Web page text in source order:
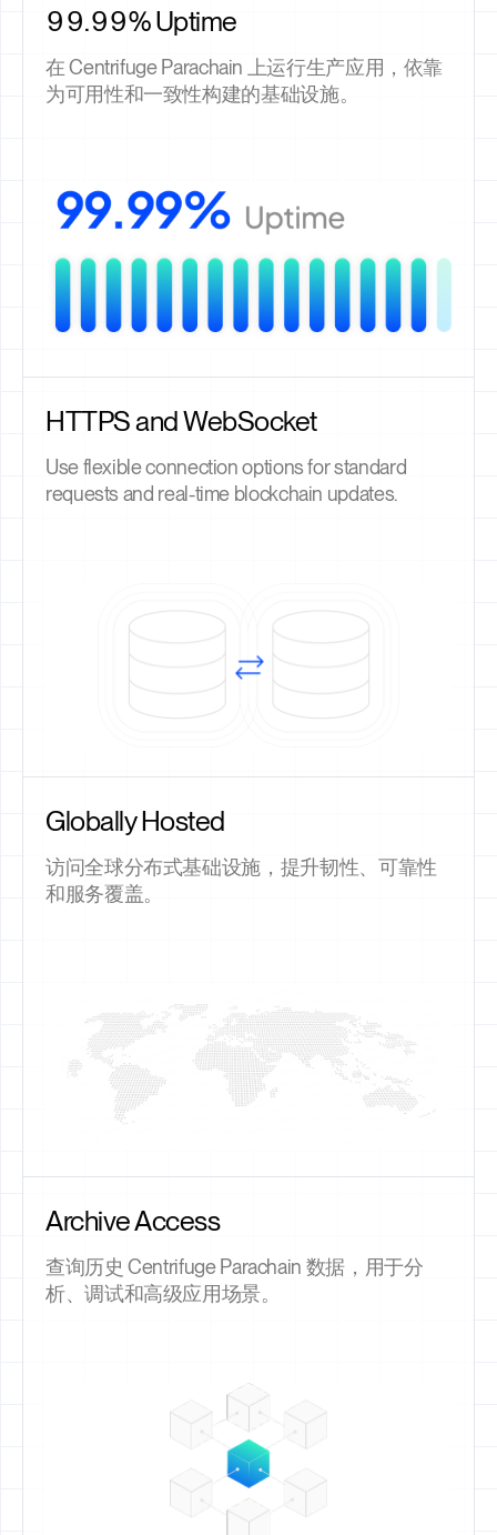
99.99% Uptime
在 Centrifuge Parachain 上运行生产应用，依靠
为可用性和一致性构建的基础设施。
HTTPS and WebSocket
Use flexible connection options for standard
requests and real-time blockchain updates.
Globally Hosted
访问全球分布式基础设施，提升韧性、可靠性
和服务覆盖。
Archive Access
查询历史 Centrifuge Parachain 数据，用于分
析、调试和高级应用场景。